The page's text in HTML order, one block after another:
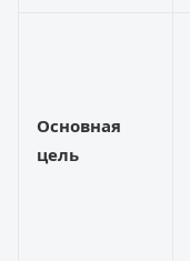
Основная
цель